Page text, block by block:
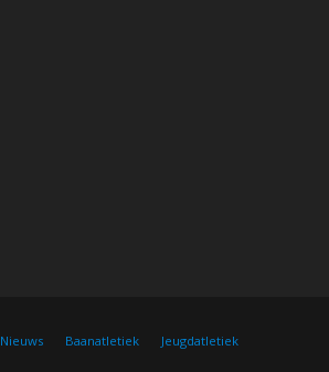
Nieuws Baanatletiek
Jeugdatletiek